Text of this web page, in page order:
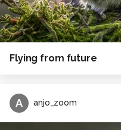
Flying from future
A anjo_zoom